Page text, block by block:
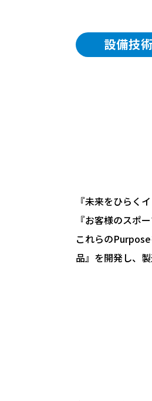
設備技術
『未来をひらく
『お客様のスポ
これらの
品』を開発し、製